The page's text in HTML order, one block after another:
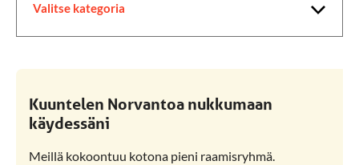
Valitse kategoria
Kuuntelen Norvantoa nukkumaan
käydessäni
Meillä kokoontuu kotona pieni raamisryhmä.